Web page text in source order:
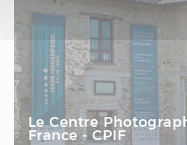
Le Centre
France - CPIF